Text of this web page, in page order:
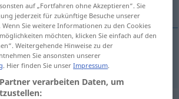
auf „Fortfahren ohne Akzeptieren“. Sie
jederzeit für zukünftige Besuche unserer
Sie weitere Informationen zu den Cookies
möchten, klicken Sie einfach auf den
Weitergehende Hinweise zu der
Sie ansonsten unserer
. Hier finden Sie unserImpressum.
verarbeiten Daten, um